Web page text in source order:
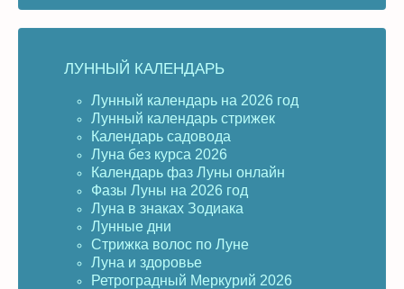
ЛУННЫЙ КАЛЕНДАРЬ
Лунный календарь на 2026 год
Лунный календарь стрижек
Календарь садовода
Луна без курса 2026
Календарь фаз Луны онлайн
Фазы Луны на 2026 год
Луна в знаках Зодиака
Лунные дни
Стрижка волос по Луне
Луна и здоровье
Ретроградный Меркурий 2026